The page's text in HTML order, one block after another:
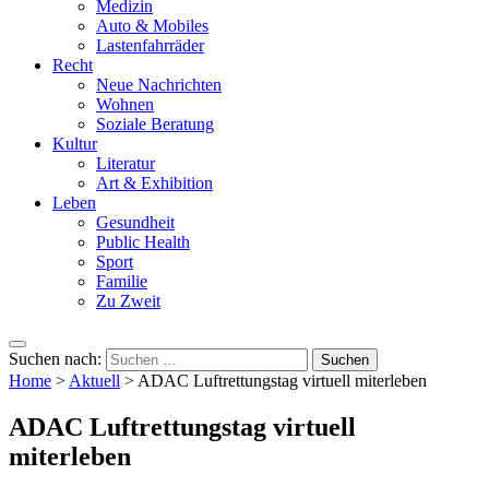
Medizin
Auto & Mobiles
Lastenfahrräder
Recht
Neue Nachrichten
Wohnen
Soziale Beratung
Kultur
Literatur
Art & Exhibition
Leben
Gesundheit
Public Health
Sport
Familie
Zu Zweit
Suchen nach:
Home > Aktuell > ADAC Luftrettungstag virtuell miterleben
ADAC Luftrettungstag virtuell
miterleben